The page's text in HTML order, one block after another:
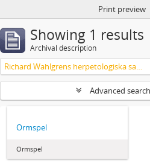
Print preview
Showing 1 results
Archival description
Richard Wahlgrens herpetologiska samling
Advanced
Ormspel
Ormspel